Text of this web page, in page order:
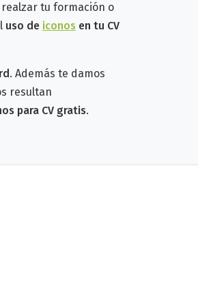
tu formación o
uso de iconos en tu CV
. Además te damos
resultan
para CV gratis.